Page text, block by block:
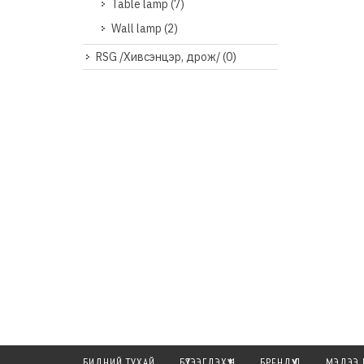
Table lamp (7)
Wall lamp (2)
RSG /Хивсэнцэр, дрож/(0)